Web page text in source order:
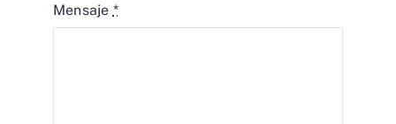
Mensaje *